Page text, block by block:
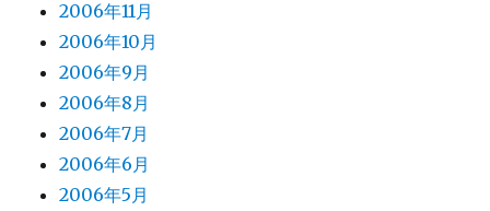
2006年11月
2006年10月
2006年9月
2006年8月
2006年7月
2006年6月
2006年5月